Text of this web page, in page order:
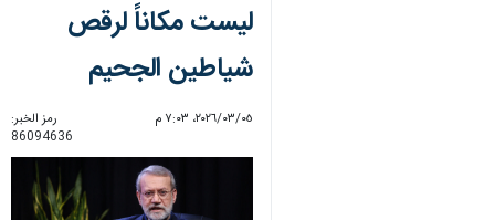
ليست مكاناً لرقص
شياطين الجحيم
٠٥‏/٠٣‏/٢٠٢٦، ٧:٠٣ م
رمز الخبر:
86094636